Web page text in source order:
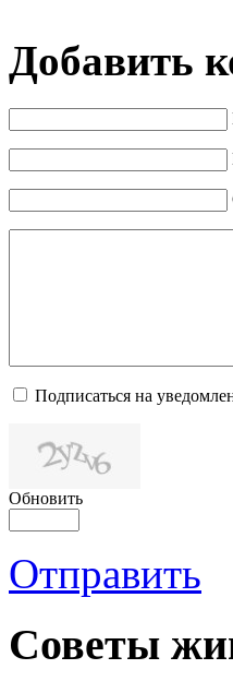
Добавить
Подписаться на
Обновить
Отправить
Советы